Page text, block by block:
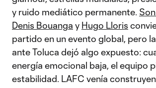
y ruido mediático permanente.
Denis Bouanga y Hugo Lloris
partido en un evento global, pero
ante Toluca dejó algo expuesto:
energía emocional baja, el equipo
estabilidad. LAFC venía